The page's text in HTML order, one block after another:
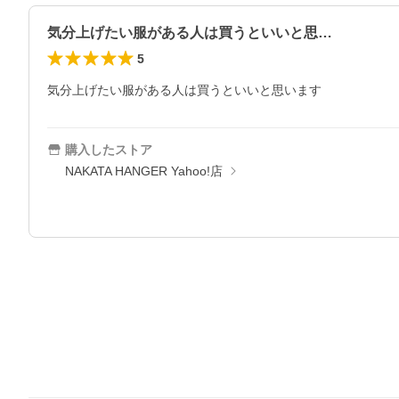
気分上げたい服がある人は買うといいと思…
5
気分上げたい服がある人は買うといいと思います
購入したストア
NAKATA HANGER Yahoo!店